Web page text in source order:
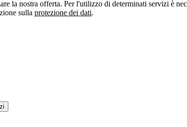
la nostra offerta. Per l'utilizzo di determinati servizi è
sulla protezione dei dati.